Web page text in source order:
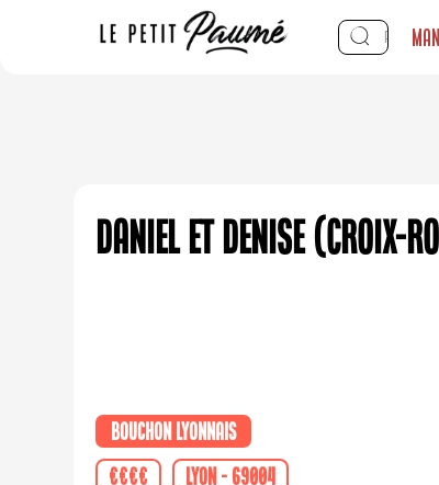
Daniel et Denise (Croix-
Bouchon Lyonnais
€€€€
Lyon - 69004